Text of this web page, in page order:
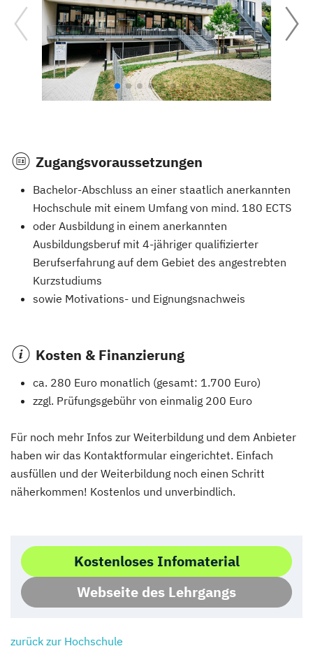
Zugangsvoraussetzungen
Bachelor-Abschluss an einer staatlich anerkannten
Hochschule mit einem Umfang von mind. 180 ECTS
oder Ausbildung in einem anerkannten
Ausbildungsberuf mit 4-jähriger qualifizierter
Berufserfahrung auf dem Gebiet des angestrebten
Kurzstudiums
sowie Motivations- und Eignungsnachweis
Kosten & Finanzierung
ca. 280 Euro monatlich (gesamt: 1.700 Euro)
zzgl. Prüfungsgebühr von einmalig 200 Euro
Für noch mehr Infos zur Weiterbildung und dem Anbieter
haben wir das Kontaktformular eingerichtet. Einfach
ausfüllen und der Weiterbildung noch einen Schritt
näherkommen! Kostenlos und unverbindlich.
Kostenloses Infomaterial
Webseite des Lehrgangs
zurück zur Hochschule